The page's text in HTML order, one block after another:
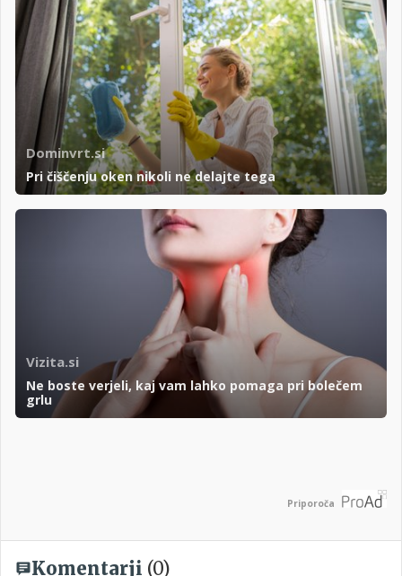
Dominvrt.si
Pri čiščenju oken nikoli ne delajte tega
Vizita.si
Ne boste verjeli, kaj vam lahko pomaga pri bolečem
grlu
Priporoča
Komentarji (0)